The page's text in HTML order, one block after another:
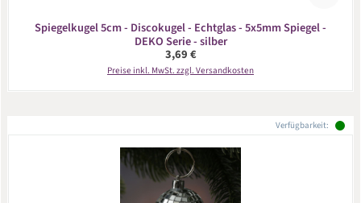
Spiegelkugel 5cm - Discokugel - Echtglas - 5x5mm Spiegel -
DEKO Serie - silber
Regulärer Preis:
3,69 €
Preise inkl. MwSt. zzgl. Versandkosten
Verfügbarkeit: